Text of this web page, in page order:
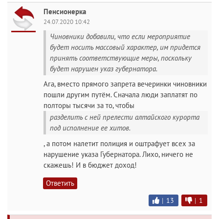
Пенсионерка
24.07.2020 10:42
Чиновники добавили, что если мероприятие
будет носить массовый характер, им придется
принять соответствующие меры, поскольку
будет нарушен указ губернатора.
Ага, вместо прямого запрета вечеринки чиновники
пошли другим путём. Сначала люди заплатят по
полторы тысячи за то, чтобы
разделить с ней прелести алтайского курорта
под исполнение ее хитов.
, а потом налетит полиция и оштрафует всех за
нарушение указа Губернатора. Лихо, ничего не
скажешь! И в бюджет доход!
Ответить
| 13 | 1